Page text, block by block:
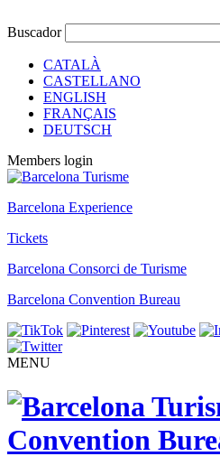
Buscador
CATALÀ
CASTELLANO
ENGLISH
FRANÇAIS
DEUTSCH
Members login
Barcelona Experience
Tickets
Barcelona Consorci de Turisme
Barcelona Convention Bureau
MENU